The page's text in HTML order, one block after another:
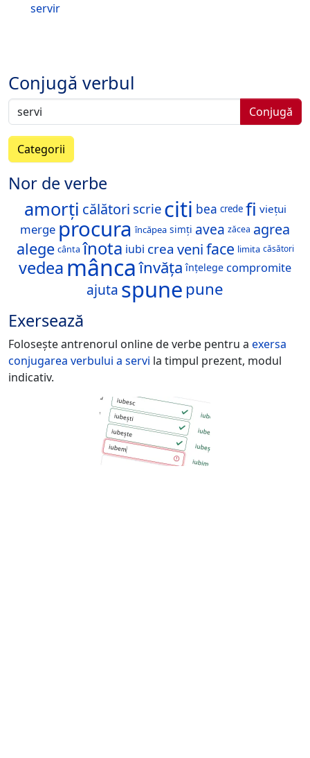
servir
Conjugă verbul
Conjugă
Categorii
Nor de verbe
amorți călători scrie citi bea crede fi viețui
merge procura încăpea simți avea zăcea agrea
alege cânta înota iubi crea veniface limita căsători
vedea mâncaînvăța înțelege compromite
ajuta spunepune
Exersează
Folosește antrenorul online de verbe pentru a exersa
conjugarea verbului a servi la timpul prezent, modul
indicativ.